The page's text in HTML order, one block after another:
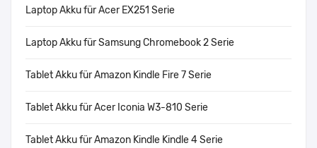
Laptop Akku für Acer EX251 Serie
Laptop Akku für Samsung Chromebook 2 Serie
Tablet Akku für Amazon Kindle Fire 7 Serie
Tablet Akku für Acer Iconia W3-810 Serie
Tablet Akku für Amazon Kindle Kindle 4 Serie